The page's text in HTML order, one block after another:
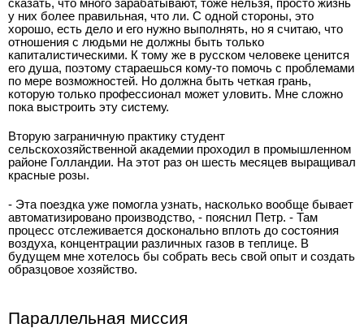
сказать, что много зарабатывают, тоже нельзя, просто жизнь
у них более правильная, что ли. С одной стороны, это
хорошо, есть дело и его нужно выполнять, но я считаю, что
отношения с людьми не должны быть только
капиталистическими. К тому же в русском человеке ценится
его душа, поэтому стараешься кому-то помочь с проблемами
по мере возможностей. Но должна быть четкая грань,
которую только профессионал может уловить. Мне сложно
пока выстроить эту систему.
Вторую заграничную практику студент
сельскохозяйственной академии проходил в промышленном
районе Голландии. На этот раз он шесть месяцев выращивал
красные розы.
- Эта поездка уже помогла узнать, насколько вообще бывает
автоматизировано производство, - пояснил Петр. - Там
процесс отслеживается досконально вплоть до состояния
воздуха, концентрации различных газов в теплице. В
будущем мне хотелось бы собрать весь свой опыт и создать
образцовое хозяйство.
Параллельная миссия